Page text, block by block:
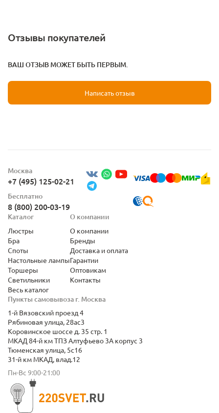
Отзывы покупателей
ВАШ ОТЗЫВ МОЖЕТ БЫТЬ ПЕРВЫМ.
Написать отзыв
Москва
+7 (495) 125-02-21
Бесплатно
8 (800) 200-03-19
Пункты самовывоза г. Москва
1-й Вязовский проезд 4
Рябиновая улица, 28ас3
Коровинское шоссе д. 35 стр. 1
МКАД 84-й км ТПЗ Алтуфьево 3А корпус 3
Тюменская улица, 5с16
31-й км МКАД, влад.12
Пн-Вс 9:00-21:00
Каталог
Люстры
Бра
Споты
Настольные лампы
Торшеры
Светильники
Весь каталог
О компании
О компании
Бренды
Доставка и оплата
Гарантии
Оптовикам
Контакты